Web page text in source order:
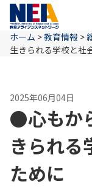
ホーム
NEAとは
教育情報
ホーム >教育情報 >
生きられる学校と社
2025年06月04日
●心もか
きられる
ために